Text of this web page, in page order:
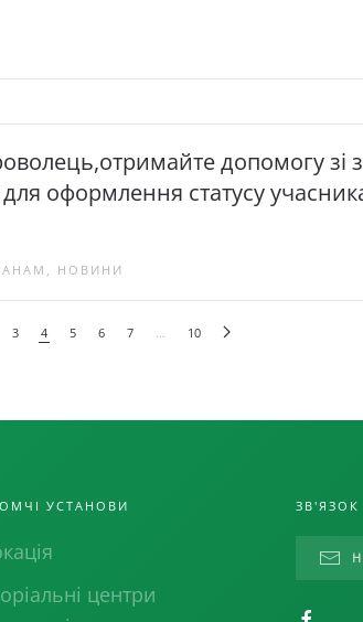
допомогу зі
для оформлення статусу
НОВИНИ
3 4 5 6 7 10
УСТАНОВИ
центри